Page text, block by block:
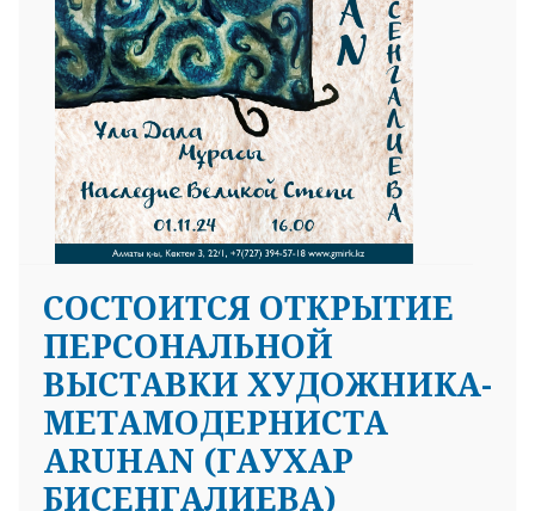
CОСТОИТСЯ ОТКРЫТИЕ
ПЕРСОНАЛЬНОЙ
ВЫСТАВКИ ХУДОЖНИКА-
МЕТАМОДЕРНИСТА
ARUHAN (ГАУХАР
БИСЕНГАЛИЕВА)